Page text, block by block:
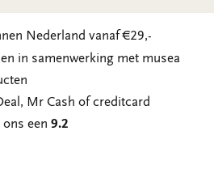
Nederland vanaf €29,-
in samenwerking met musea
Mr Cash of creditcard
ons een9.2